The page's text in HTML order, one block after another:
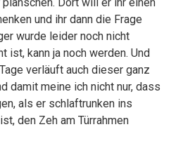
und ihr dann die Frage
wurde leider noch nicht
ist, kann ja noch werden. Und
verläuft auch dieser ganz
damit meine ich nicht nur, dass
als er schlaftrunken ins
den Zeh am Türrahmen